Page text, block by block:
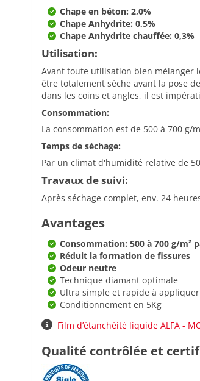
Chape en béton: 2,0%
Chape Anhydrite: 0,5%
Chape Anhydrite chauffée: 0,3%
Utilisation:
Avant toute utilisation bien mélanger
être totalement sèche avant la pose
dans les coins et angles, il est
Consommation:
La consommation est de 500 à 700 g/
Temps de séchage:
Par un climat d'humidité relative de
Travaux de suivi:
Après séchage complet, env. 24
Avantages
Consommation: 500 à 700 g/m²
Réduit la formation de fissures
Odeur neutre
Technique diamant optimale
Ultra simple et rapide à appliquer
Conditionnement en 5Kg
Film d’étanchéité liquide ALFA -
Qualité contrôlée et